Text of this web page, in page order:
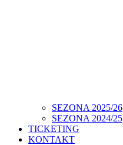
SEZONA 2025/26
SEZONA 2024/25
TICKETING
KONTAKT